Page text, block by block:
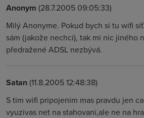
Anonym (28.7.2005 09:05:33)
Milý Anonyme. Pokud bych si tu wifi
sám (jakože nechci), tak mi nic jiného
předražené ADSL nezbývá.
Satan(11.8.2005 12:48:38)
S tim wifi pripojenim mas pravdu jen
vyuzivas net na stahovani,ale ne na